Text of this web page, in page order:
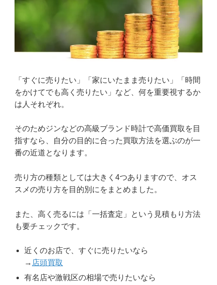
「すぐに売りたい」「家にいたまま売りたい」「時間
をかけてでも高く売りたい」など、何を重要視するか
は人それぞれ。
そのためジンなどの高級ブランド時計で高価買取を目
指すなら、自分の目的に合った買取方法を選ぶのが一
番の近道となります。
売り方の種類としては大きく4つありますので、オス
スメの売り方を目的別にをまとめました。
また、高く売るには「一括査定」という見積もり方法
も要チェックです。
近くのお店で、すぐに売りたいなら
→ 店頭買取
有名店や激戦区の相場で売りたいなら